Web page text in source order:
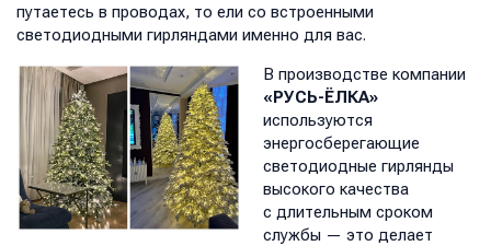
путаетесь в проводах, то ели со встроенными
светодиодными гирляндами именно для вас.
В производстве компании
«РУСЬ-ЁЛКА»
используются
энергосберегающие
светодиодные гирлянды
высокого качества
с длительным сроком
службы — это делает